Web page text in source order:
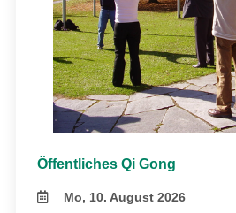
Öffentliches Qi Gong
Mo, 10. August 2026